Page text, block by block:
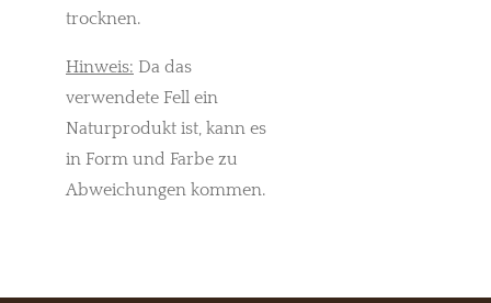
trocknen.
Hinweis: Da das
verwendete Fell ein
Naturprodukt ist, kann es
in Form und Farbe zu
Abweichungen kommen.